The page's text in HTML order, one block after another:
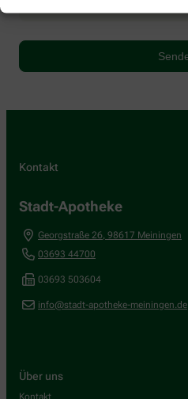
Kontakt
Stadt-Apotheke
Georgstraße 26, 98617 Meiningen
03693 44700
03693 503604
info@stadt-apotheke-meiningen.de
Über uns
Kontakt